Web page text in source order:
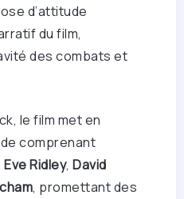
d’attitude
du film,
des combats et
le film met en
comprenant
Eve Ridley, David
, promettant des